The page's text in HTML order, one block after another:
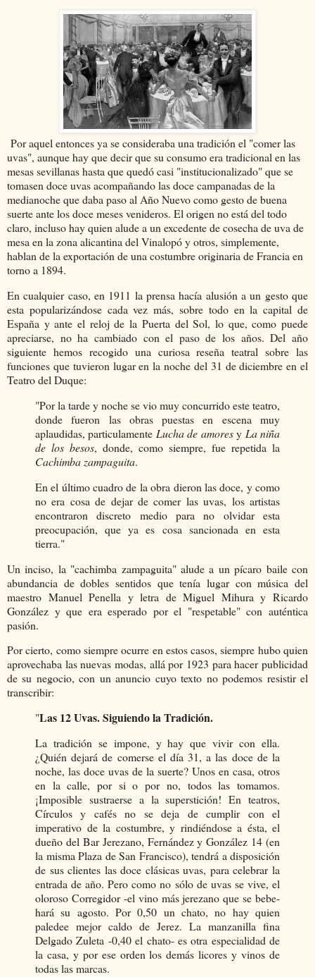
Por aquel entonces ya se consideraba una tradición el "comer las
uvas", aunque hay que decir que su consumo era tradicional en las
mesas sevillanas hasta que quedó casi "institucionalizado" que se
tomasen doce uvas acompañando las doce campanadas de la
medianoche que daba paso al Año Nuevo como gesto de buena
suerte ante los doce meses venideros. El origen no está del todo
claro, incluso hay quien alude a un excedente de cosecha de uva de
mesa en la zona alicantina del Vinalopó y otros, simplemente,
hablan de la exportación de una costumbre originaria de Francia en
torno a 1894.
En cualquier caso, en 1911 la prensa hacía alusión a un gesto que
esta popularizándose cada vez más, sobre todo en la capital de
España y ante el reloj de la Puerta del Sol, lo que, como puede
apreciarse, no ha cambiado con el paso de los años. Del año
siguiente hemos recogido una curiosa reseña teatral sobre las
funciones que tuvieron lugar en la noche del 31 de diciembre en el
Teatro del Duque:
"Por la tarde y noche se vio muy concurrido este teatro,
donde fueron las obras puestas en escena muy
aplaudidas, particulamente Lucha de amoresy La niña
de los besos, donde, como siempre, fue repetida la
Cachimba zampaguita.
En el último cuadro de la obra dieron las doce, y como
no era cosa de dejar de comer las uvas, los artistas
encontraron discreto medio para no olvidar esta
preocupación, que ya es cosa sancionada en esta
tierra."
Un inciso, la "cachimba zampaguita" alude a un pícaro baile con
abundancia de dobles sentidos que tenía lugar con música del
maestro Manuel Penella y letra de Miguel Mihura y Ricardo
González y que era esperado por el "respetable" con auténtica
pasión.
Por cierto, como siempre ocurre en estos casos, siempre hubo quien
aprovechaba las nuevas modas, allá por 1923 para hacer publicidad
de su negocio, con un anuncio cuyo texto no podemos resistir el
transcribir:
"Las 12 Uvas. Siguiendo la Tradición.
La tradición se impone, y hay que vivir con ella.
¿Quién dejará de comerse el día 31, a las doce de la
noche, las doce uvas de la suerte? Unos en casa, otros
en la calle, por si o por no, todos las tomamos.
¡Imposible sustraerse a la superstición! En teatros,
Círculos y cafés no se deja de cumplir con el
imperativo de la costumbre, y rindiéndose a ésta, el
dueño del Bar Jerezano, Fernández y González 14 (en
la misma Plaza de San Francisco), tendrá a disposición
de sus clientes las doce clásicas uvas, para celebrar la
entrada de año. Pero como no sólo de uvas se vive, el
oloroso Corregidor -el vino más jerezano que se bebe-
hará su agosto. Por 0,50 un chato, no hay quien
paledee mejor caldo de Jerez. La manzanilla fina
Delgado Zuleta -0,40 el chato- es otra especialidad de
la casa, y por ese orden los demás licores y vinos de
todas las marcas.